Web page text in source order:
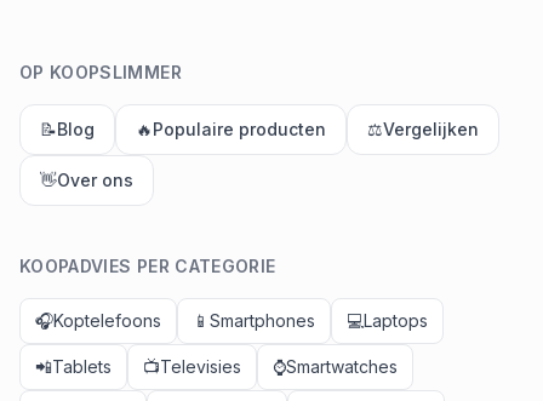
OP KOOPSLIMMER
📝Blog 🔥Populaire producten ⚖️Vergelijken
👋Over ons
KOOPADVIES PER CATEGORIE
🎧Koptelefoons 📱 Smartphones 💻Laptops
📲Tablets 📺Televisies ⌚Smartwatches